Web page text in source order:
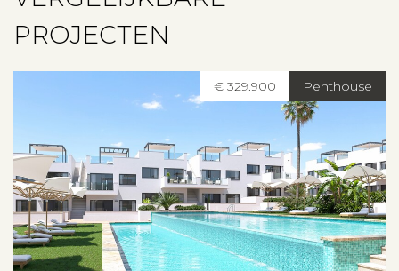
PROJECTEN
Penthouse
€ 329.900